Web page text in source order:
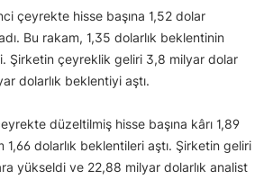
çeyrekte hisse başına 1,52 dolar
Bu rakam, 1,35 dolarlık beklentinin
Şirketin çeyreklik geliri 3,8 milyar dolar
dolarlık beklentiyi aştı.
düzeltilmiş hisse başına kârı 1,89
dolarlık beklentileri aştı. Şirketin geliri
yükseldi ve 22,88 milyar dolarlık analist